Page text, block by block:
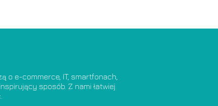
o e-commerce, IT, smartfonach,
sposób. Z nami łatwiej